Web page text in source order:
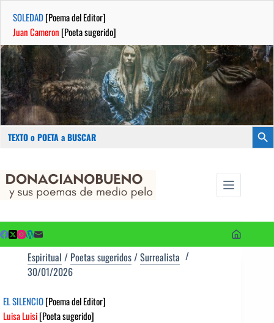
SOLEDAD[Poema del Editor]
Juan Cameron [Poeta sugerido]
Buscar:
contenido
Espiritual / Poetas sugeridos/Surrealista
30/01/2026
EL SILENCIO[Poema del Editor]
Luisa Luisi[Poeta sugerido]